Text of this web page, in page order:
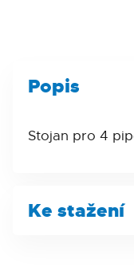
Popis
Stojan pro 4
Ke stažení